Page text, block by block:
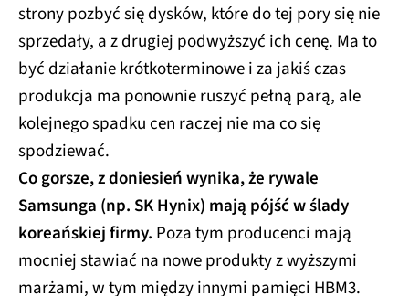
strony pozbyć się dysków, które do tej pory się nie
sprzedały, a z drugiej podwyższyć ich cenę. Ma to
być działanie krótkoterminowe i za jakiś czas
produkcja ma ponownie ruszyć pełną parą, ale
kolejnego spadku cen raczej nie ma co się
spodziewać.
Co gorsze, z doniesień wynika, że rywale
Samsunga (np. SK Hynix) mają pójść w ślady
koreańskiej firmy. Poza tym producenci mają
mocniej stawiać na nowe produkty z wyższymi
marżami, w tym między innymi pamięci HBM3.